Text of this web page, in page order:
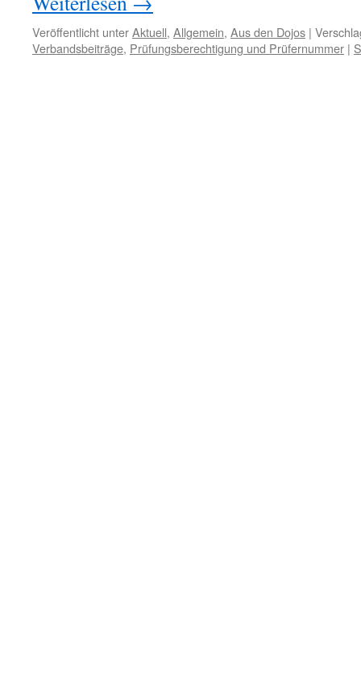
Veröffentlicht unterAktuell, Allgemein, Aus den Dojos |
Verbandsbeiträge, Prüfungsberechtigung und Prüfernummer |